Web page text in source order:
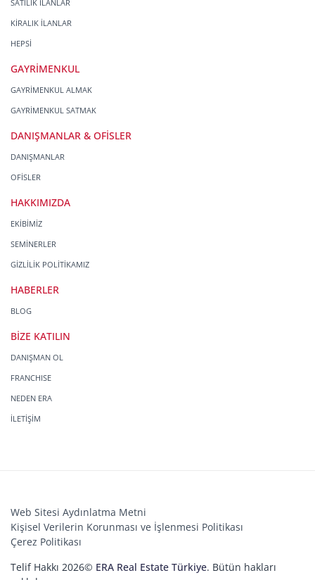
SATILIK İLANLAR
KİRALIK İLANLAR
HEPSİ
GAYRİMENKUL
GAYRİMENKUL ALMAK
GAYRİMENKUL SATMAK
DANIŞMANLAR & OFİSLER
DANIŞMANLAR
OFİSLER
HAKKIMIZDA
EKİBİMİZ
SEMİNERLER
GİZLİLİK POLİTİKAMIZ
HABERLER
BLOG
BİZE KATILIN
DANIŞMAN OL
FRANCHISE
NEDEN ERA
İLETİŞİM
Web Sitesi Aydınlatma Metni
Kişisel Verilerin Korunması ve İşlenmesi Politikası
Çerez Politikası
Telif Hakkı 2026© ERA Real Estate Türkiye. Bütün hakları